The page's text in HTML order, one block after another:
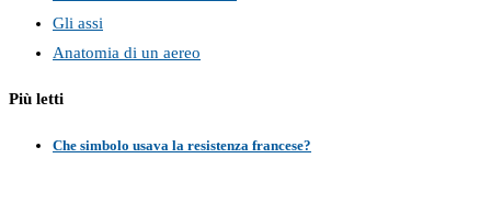
Gli assi
Anatomia di un aereo
Più letti
Che simbolo usava la resistenza francese?